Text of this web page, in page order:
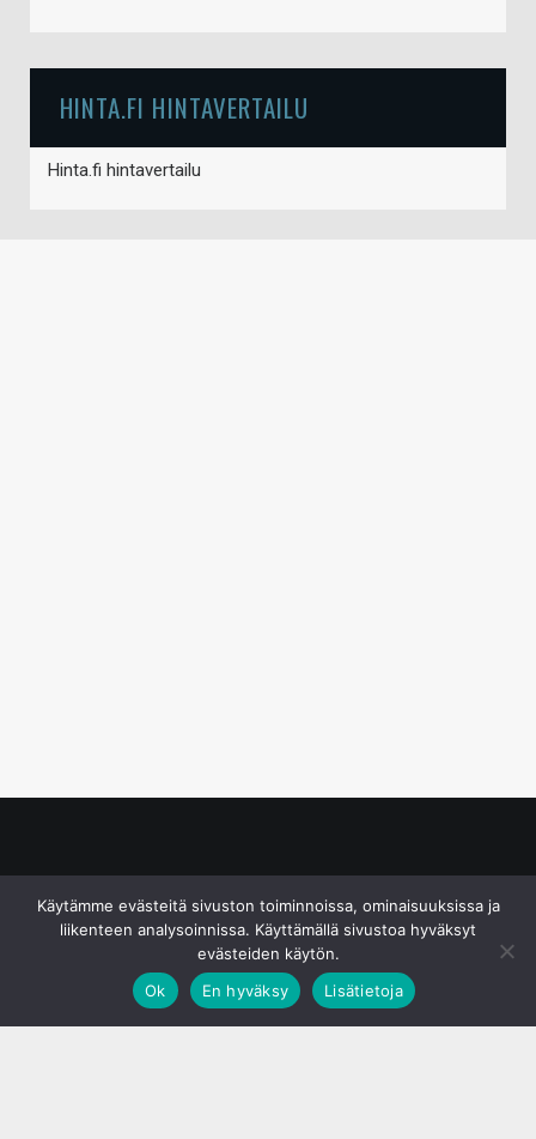
HINTA.FI HINTAVERTAILU
Hinta.fi hintavertailu
Käytämme evästeitä sivuston toiminnoissa, ominaisuuksissa ja
liikenteen analysoinnissa. Käyttämällä sivustoa hyväksyt
evästeiden käytön.
Ok
En hyväksy Lisätietoja